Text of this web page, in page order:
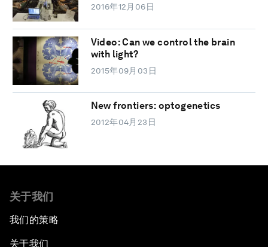
2016年12月06日
Video: Can we control the brain
with light?
2015年09月03日
New frontiers: optogenetics
2012年04月23日
关于我们
我们的策略
关于我们